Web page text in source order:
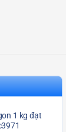
1 kg đạt